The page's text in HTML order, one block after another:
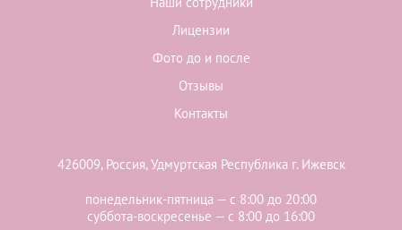
Лицензии
Фото до и после
Отзывы
Контакты
426009, Россия, Удмуртская Республика г. Ижевск
понедельник-пятница — с 8:00 до 20:00
суббота-воскресенье — с 8:00 до 16:00